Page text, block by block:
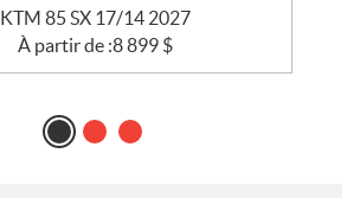
KTM 85 SX 17/14 2027
À partir de :8 899 $